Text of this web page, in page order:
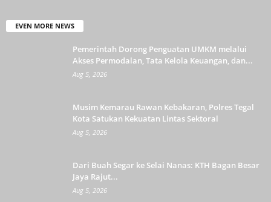
EVEN MORE NEWS
Pemerintah Dorong Penguatan UMKM melalui
Akses Permodalan, Tata Kelola Keuangan, dan...
Aug 5, 2026
Musim Kemarau Rawan Kebakaran, Polres Tegal
Kota Satukan Kekuatan Lintas Sektoral
Aug 5, 2026
Dari Buah Segar ke Selai Nanas: KTH Bagan Besar
Jaya Rajut...
Aug 5, 2026